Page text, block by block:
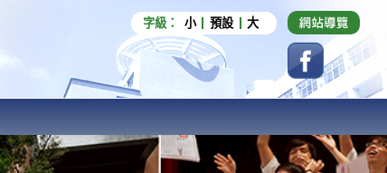
字級： 小 預設 大